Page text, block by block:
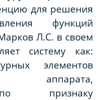
для решения
функций
Л.С. в своем
систему как:
элементов
аппарата,
признаку